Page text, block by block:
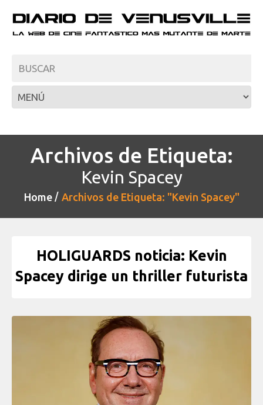
Archivos de Etiqueta:
Kevin Spacey
Home Archivos de Etiqueta: "Kevin Spacey"
HOLIGUARDS noticia: Kevin
Spacey dirige un thriller futurista